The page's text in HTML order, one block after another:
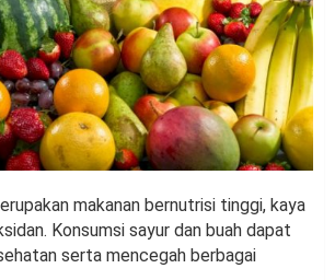
makanan bernutrisi tinggi, kaya
Konsumsi sayur dan buah dapat
serta mencegah berbagai